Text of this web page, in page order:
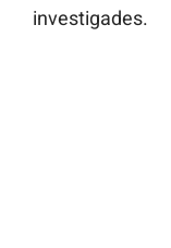
investigades.